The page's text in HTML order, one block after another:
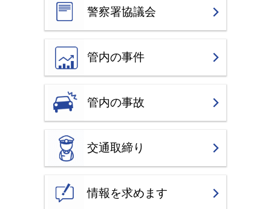
警察署協議会
管内の事件
管内の事故
交通取締り
情報を求めます